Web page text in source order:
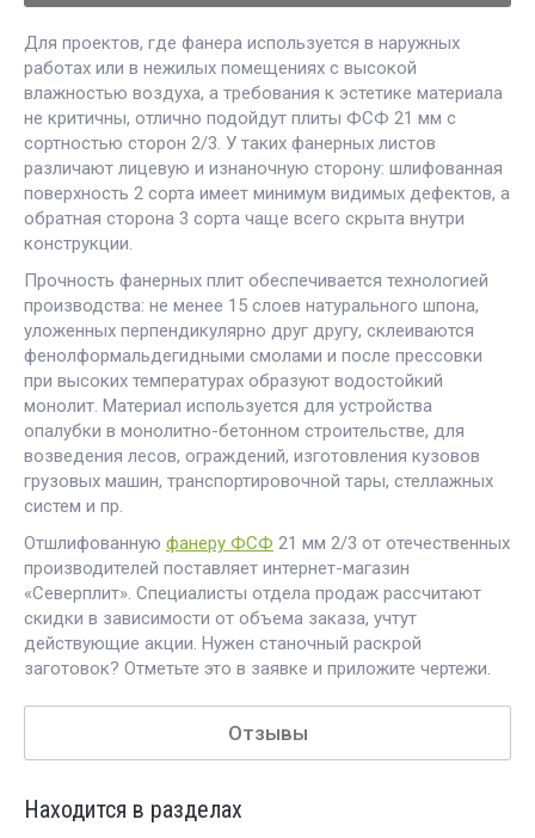
Для проектов, где фанера используется в наружных
работах или в нежилых помещениях с высокой
влажностью воздуха, а требования к эстетике материала
не критичны, отлично подойдут плиты ФСФ 21 мм с
сортностью сторон 2/3. У таких фанерных листов
различают лицевую и изнаночную сторону: шлифованная
поверхность 2 сорта имеет минимум видимых дефектов, а
обратная сторона 3 сорта чаще всего скрыта внутри
конструкции.
Прочность фанерных плит обеспечивается технологией
производства: не менее 15 слоев натурального шпона,
уложенных перпендикулярно друг другу, склеиваются
фенолформальдегидными смолами и после прессовки
при высоких температурах образуют водостойкий
монолит. Материал используется для устройства
опалубки в монолитно-бетонном строительстве, для
возведения лесов, ограждений, изготовления кузовов
грузовых машин, транспортировочной тары, стеллажных
систем и пр.
Отшлифованную фанеру ФСФ 21 мм 2/3 от отечественных
производителей поставляет интернет-магазин
«Северплит». Специалисты отдела продаж рассчитают
скидки в зависимости от объема заказа, учтут
действующие акции. Нужен станочный раскрой
заготовок? Отметьте это в заявке и приложите чертежи.
Отзывы
Находится в разделах